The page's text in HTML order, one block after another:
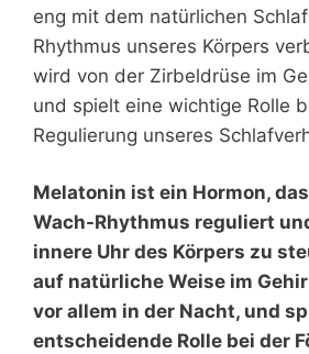
eng mit dem natürlichen
Rhythmus unseres Körpers
wird von der Zirbeldrüse im
und spielt eine wichtige Rolle
Regulierung unseres
Melatonin ist ein Hormon,
Wach-Rhythmus reguliert
innere Uhr des Körpers zu
auf natürliche Weise im
vor allem in der Nacht, und
entscheidende Rolle bei der